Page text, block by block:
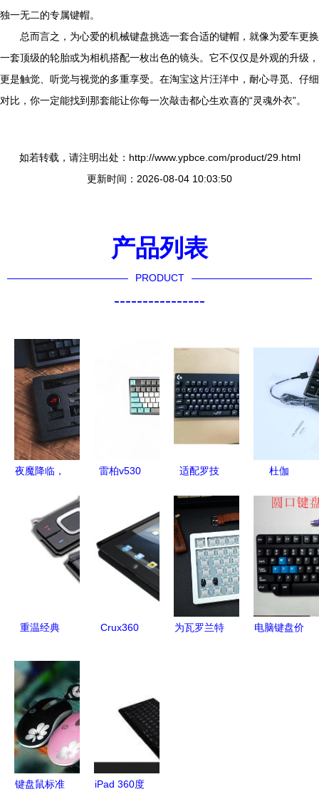
独一无二的专属键帽。
总而言之，为心爱的机械键盘挑选一套合适的键帽，就像为爱车更换
一套顶级的轮胎或为相机搭配一枚出色的镜头。它不仅仅是外观的升级，
更是触觉、听觉与视觉的多重享受。在淘宝这片汪洋中，耐心寻觅、仔细
对比，你一定能找到那套能让你每一次敲击都心生欢喜的“灵魂外衣”。
如若转载，请注明出处：http://www.ypbce.com/product/29.html
更新时间：2026-08-04 10:03:50
产品列表
PRODUCT
----------------
夜魔降临，
ROG夜魔
机械键盘深
度评测
雷柏v530
析
适配罗技
光键帽与机
械键盘空格
键配件指南
杜伽
巧身材下的
品质性能与
精良配件
重温经典
6500s黑色
键盘手机及
其配件情怀
Crux360
盘的新选择
为瓦罗兰特
电脑键盘价
键盘鼠标准 iPad 360度